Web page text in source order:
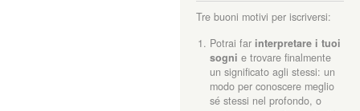
Tre buoni motivi per iscriversi:
Potrai far interpretare i tuoi
sogni e trovare finalmente
un significato agli stessi: un
modo per conoscere meglio
sé stessi nel profondo, o